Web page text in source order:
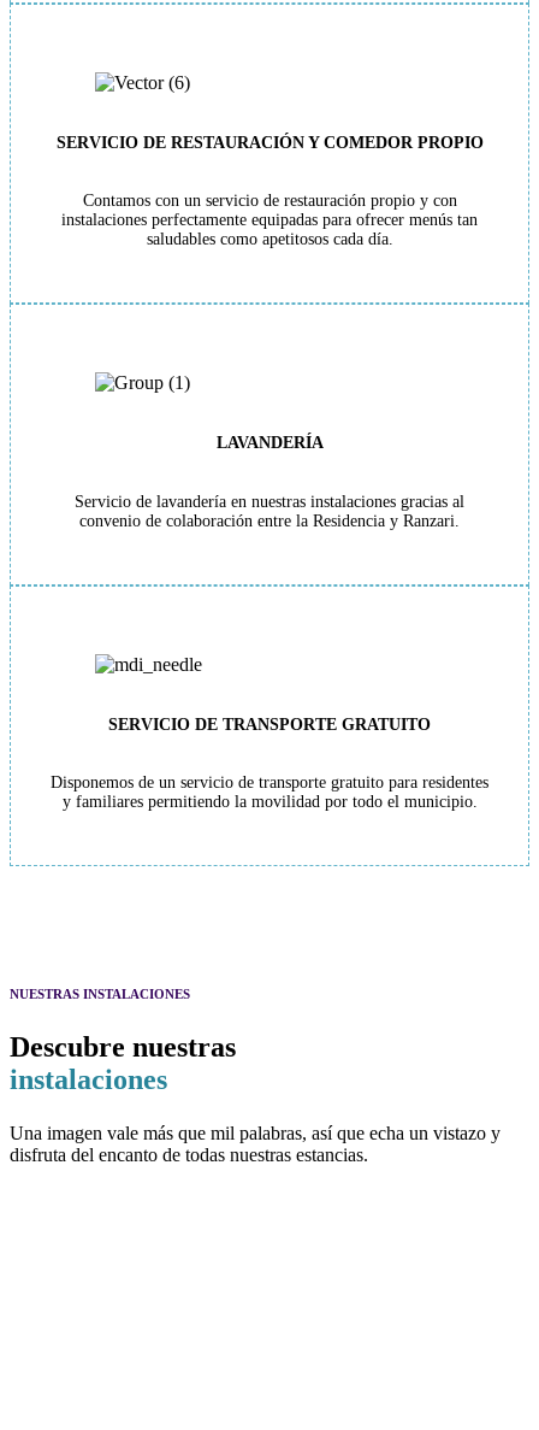
SERVICIO DE RESTAURACIÓN Y COMEDOR PROPIO
Contamos con un servicio de restauración propio y con
instalaciones perfectamente equipadas para ofrecer menús tan
saludables como apetitosos cada día.
LAVANDERÍA
Servicio de lavandería en nuestras instalaciones gracias al
convenio de colaboración entre la Residencia y Ranzari.
SERVICIO DE TRANSPORTE GRATUITO
Disponemos de un servicio de transporte gratuito para residentes
y familiares permitiendo la movilidad por todo el municipio.
NUESTRAS INSTALACIONES
Descubre nuestras
instalaciones
Una imagen vale más que mil palabras, así que echa un vistazo y
disfruta del encanto de todas nuestras estancias.